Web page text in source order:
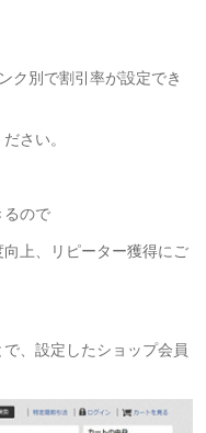
ク別で割引率が設定でき
さい。
るので
上、リピーター獲得にご
、設定したショップ会員